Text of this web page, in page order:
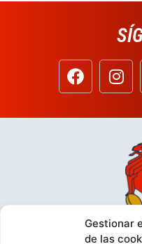
Gestionar
de las